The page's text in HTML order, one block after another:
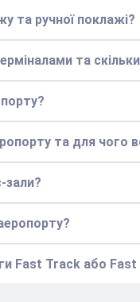
та ручної поклажі?
та
та для чого
зали?
Fast Track або Fast